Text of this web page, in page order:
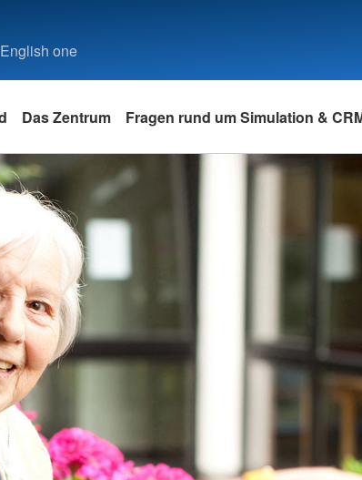
one
Das Zentrum Fragen rund um Simulation &